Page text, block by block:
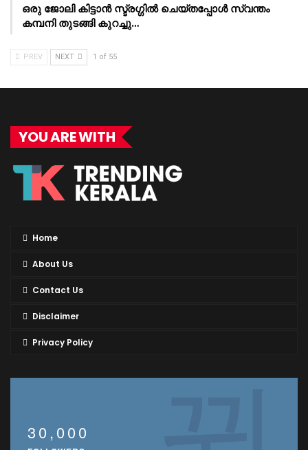
ഒരു ജോലി കിട്ടാൻ സ്ട്രഗ്ഗിൽ ചെയ്തപ്പോൾ സ്വന്തം
കമ്പനി തുടങ്ങി കുറച്ചു…
PREV NEXT 1 of 55
YOU ARE WITH
Home
About Us
Contact Us
Disclaimer
Privacy Policy
30,000